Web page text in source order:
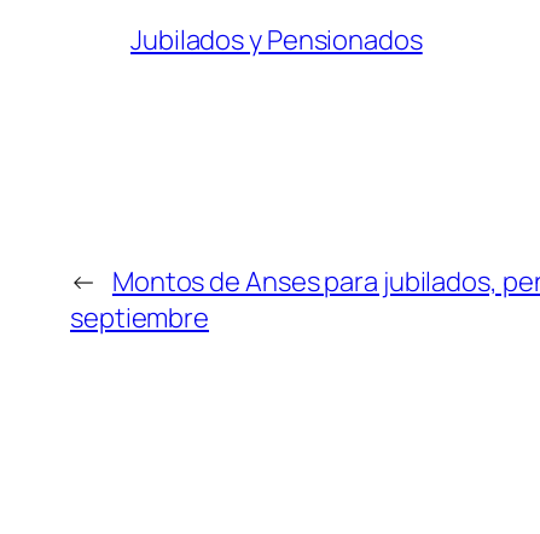
Jubilados y Pensionados
← Montos de Anses para jubilados,
septiembre